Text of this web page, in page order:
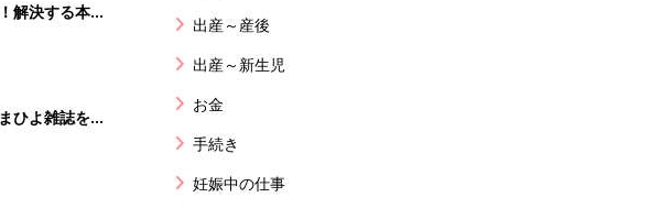
解決する本
4カ月～2才
ひよ雑誌を買
限定】
出産～産後
出産～新生児
お金
手続き
妊娠中の仕事